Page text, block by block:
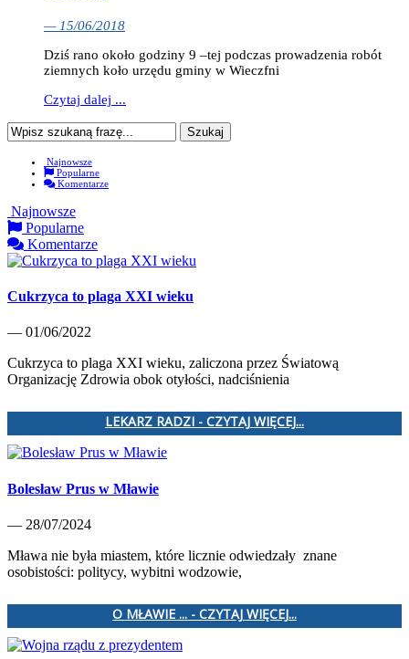
— 15/06/2018
Dziś rano około godziny 9 –tej podczas prowadzenia robót
ziemnych koło urzędu gminy w Wieczfni
Czytaj dalej ...
Najnowsze
Popularne
Komentarze
Najnowsze
Popularne
Komentarze
Cukrzyca to plaga XXI wieku
— 01/06/2022
Cukrzyca to plaga XXI wieku, zaliczona przez Światową
Organizację Zdrowia obok otyłości, nadciśnienia
LEKARZ RADZI - CZYTAJ WIĘCEJ...
Bolesław Prus w Mławie
— 28/07/2024
Mława nie była miastem, które licznie odwiedzały znane
osobistości: politycy, wybitni wodzowie,
O MŁAWIE ... - CZYTAJ WIĘCEJ...